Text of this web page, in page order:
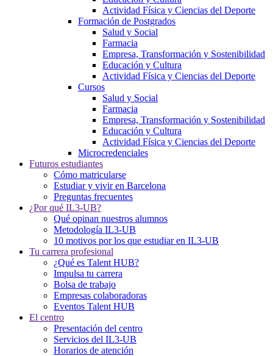
Actividad Física y Ciencias del Deporte
Formación de Postgrados
Salud y Social
Farmacia
Empresa, Transformación y Sostenibilidad
Educación y Cultura
Actividad Física y Ciencias del Deporte
Cursos
Salud y Social
Farmacia
Empresa, Transformación y Sostenibilidad
Educación y Cultura
Actividad Física y Ciencias del Deporte
Microcredenciales
Futuros estudiantes
Cómo matricularse
Estudiar y vivir en Barcelona
Preguntas frecuentes
¿Por qué IL3-UB?
Qué opinan nuestros alumnos
Metodología IL3-UB
10 motivos por los que estudiar en IL3-UB
Tu carrera profesional
¿Qué es Talent HUB?
Impulsa tu carrera
Bolsa de trabajo
Empresas colaboradoras
Eventos Talent HUB
El centro
Presentación del centro
Servicios del IL3-UB
Horarios de atención